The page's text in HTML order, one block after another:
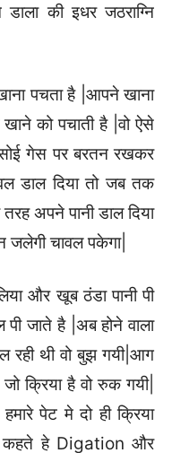
की इधर जठराग्नि
पचता है |आपने खाना
को पचाती है |वो ऐसे
गेस पर बरतन रखकर
डाल दिया तो जब तक
अपने पानी डाल दिया
जलेगी चावल पकेगा|
और खूब ठंडा पानी पी
जाते है |अब होने वाला
रही थी वो बुझ गयी|आग
क्रिया है वो रुक गयी|
पेट मे दो ही क्रिया
कहते हे Digation और